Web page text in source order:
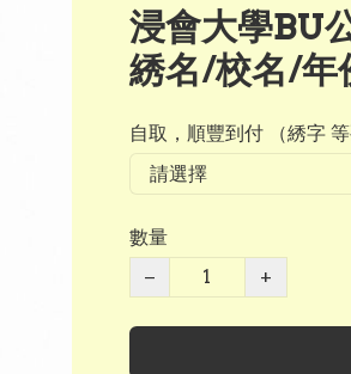
浸會大學BU
綉名/校名/年
自取，順豐到付 （綉字
數量
−
+